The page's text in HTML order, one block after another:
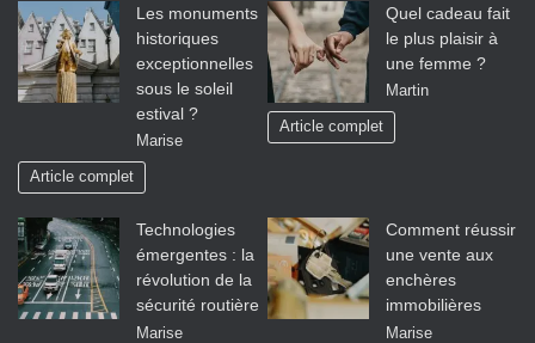
Les monuments
historiques
exceptionnelles
sous le soleil
estival ?
Marise
Article complet
Quel cadeau fait
le plus plaisir à
une femme ?
Martin
Article complet
Technologies
émergentes : la
révolution de la
sécurité routière
Marise
Comment réussir
une vente aux
enchères
immobilières
Marise